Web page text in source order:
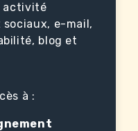
activité
e-mail,
blog et
à :